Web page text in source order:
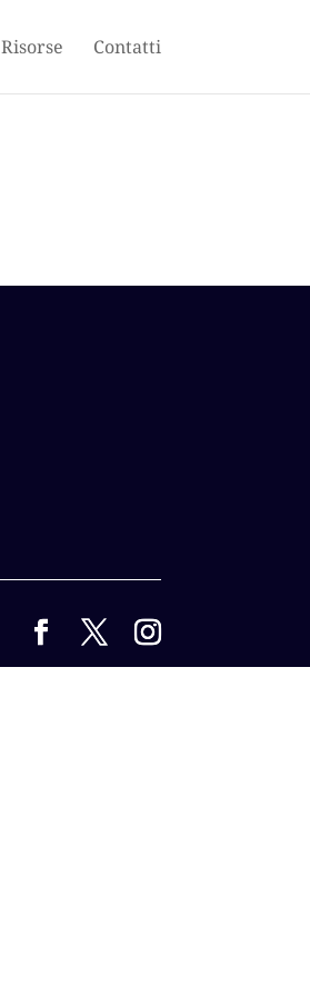
Risorse Contatti